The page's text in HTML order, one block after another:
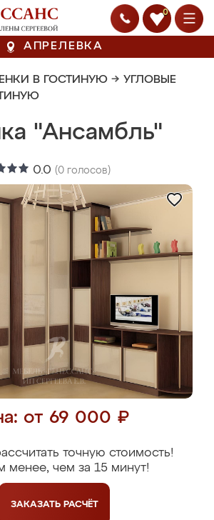
0
АПРЕЛЕВКА
В ГОСТИНУЮ → УГЛОВЫЕ
"Ансамбль"
0.0 (0 голосов)
от 69 000 ₽
точную стоимость!
менее, чем за 15 минут!
ЗАКАЗАТЬ РАСЧЁТ